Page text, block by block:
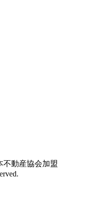
不動産協会加盟